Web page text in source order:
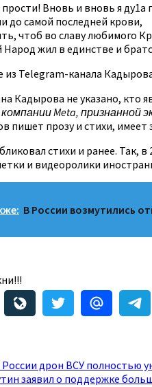
Вновь и вновь я
до самой последней крови,
чтоб во славу любимого
Народ жил в единстве и
из Telegram-канала
Кадырова не указано, кто
Meta, признанной
пишет прозу и стихи, имеет
стихи и ранее.
и видеоролики
В России возмутились
России дрон ВСУ полностью
заявил о поддержке